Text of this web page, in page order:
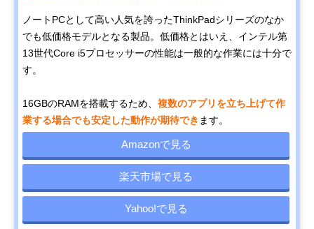
ノートPCとして高い人気を誇ったThinkPadシリーズのなか
でも低価格モデルとなる製品。低価格とはいえ、インテル第
13世代Core i5プロセッサーの性能は一般的な作業には十分で
す。
16GBのRAMを搭載するため、 複数のアプリを立ち上げて作
業する場合でも安定した動作が期待でき ます。
Amazonで見る
楽天市場で見る
Yahoo!で見る